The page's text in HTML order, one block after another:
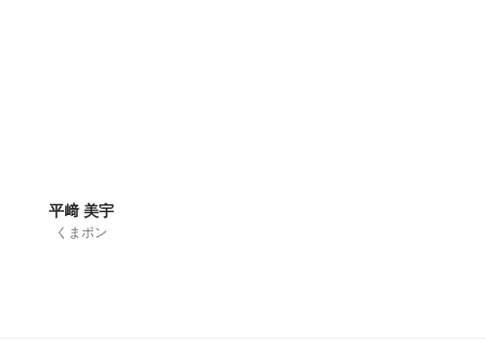
平﨑 美宇
くまポン